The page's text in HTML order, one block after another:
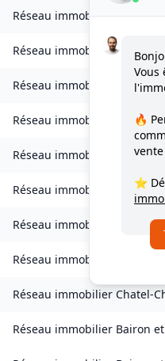
Réseau immobilierBelval-
Réseau immobilierBourcq(
Réseau immobilier Bogny-
Réseau immobilier Brévilly(
Réseau immobilier Bulson(
Réseau immobilier Chagny(
Réseau immobilier
Réseau immobilier
Réseau immobilier Chatel-
Réseau immobilier Bairon
Vous
🔥
⭐